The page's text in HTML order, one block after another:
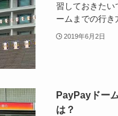
習しておきた
ームまでの行き
2019年6月2日
PayPayドー
は？